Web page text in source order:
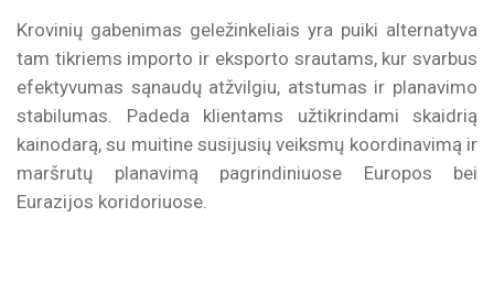
Krovinių gabenimas geležinkeliais yra puiki alternatyva
tam tikriems importo ir eksporto srautams, kur svarbus
efektyvumas sąnaudų atžvilgiu, atstumas ir planavimo
stabilumas. Padeda klientams užtikrindami skaidrią
kainodarą, su muitine susijusių veiksmų koordinavimą ir
maršrutų planavimą pagrindiniuose Europos bei
Eurazijos koridoriuose.